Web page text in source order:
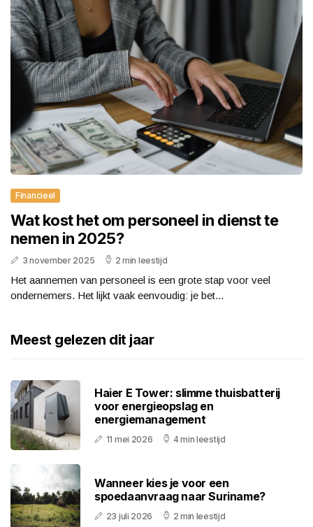
Financieel
Wat kost het om personeel in dienst te
nemen in 2025?
3 november 2025 2 min leestijd
Het aannemen van personeel is een grote stap voor veel
ondernemers. Het lijkt vaak eenvoudig: je bet...
Meest gelezen dit jaar
Haier E Tower: slimme thuisbatterij
voor energieopslag en
energiemanagement
11 mei 2026 4 min leestijd
Wanneer kies je voor een
spoedaanvraag naar Suriname?
23 juli 2026 2 min leestijd